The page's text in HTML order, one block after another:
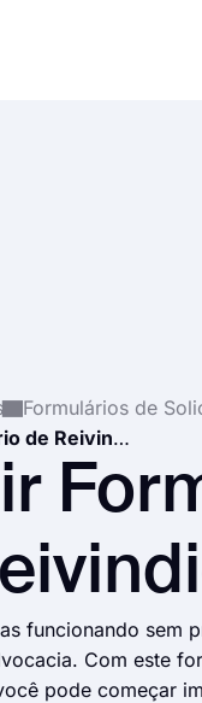
Formulários de
Emitir Formulário de Reivindicação
funcionando sem
Com este
pode começar